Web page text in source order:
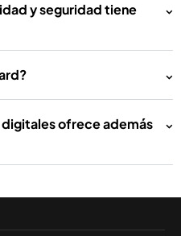
y seguridad tiene
digitales ofrece además